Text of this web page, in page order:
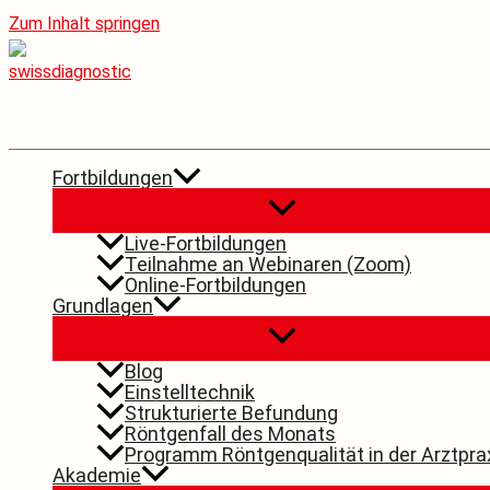
Zum Inhalt springen
Fortbildungen
Live-Fortbildungen
Teilnahme an Webinaren (Zoom)
Online-Fortbildungen
Grundlagen
Blog
Einstelltechnik
Strukturierte Befundung
Röntgenfall des Monats
Programm Röntgenqualität in der
Akademie